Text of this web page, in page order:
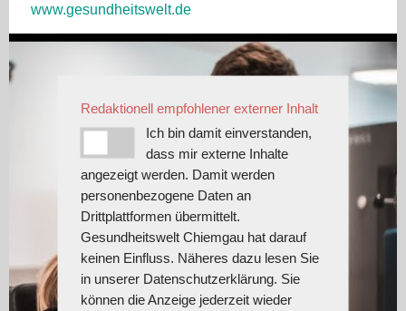
www.gesundheitswelt.de
Redaktionell empfohlener externer Inhalt
Ich bin damit einverstanden,
dass mir externe Inhalte
angezeigt werden. Damit werden
personenbezogene Daten an
Drittplattformen übermittelt.
Gesundheitswelt Chiemgau hat darauf
keinen Einfluss. Näheres dazu lesen Sie
in unserer Datenschutzerklärung. Sie
können die Anzeige jederzeit wieder